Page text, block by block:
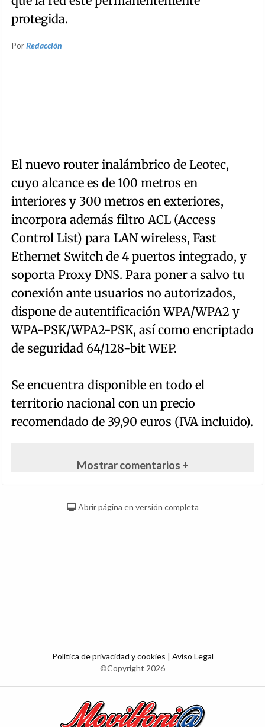
protegida.
PorRedacción
El nuevo router inalámbrico de Leotec,
cuyo alcance es de 100 metros en
interiores y 300 metros en exteriores,
incorpora además filtro ACL (Access
Control List) para LAN wireless, Fast
Ethernet Switch de 4 puertos integrado, y
soporta Proxy DNS. Para poner a salvo tu
conexión ante usuarios no autorizados,
dispone de autentificación WPA/WPA2 y
WPA-PSK/WPA2-PSK, así como encriptado
de seguridad 64/128-bit WEP.
Se encuentra disponible en todo el
territorio nacional con un precio
recomendado de 39,90 euros (IVA incluido).
Mostrar comentarios +
Abrir página en versión completa
Política de privacidad y cookies | Aviso Legal
©Copyright 2026